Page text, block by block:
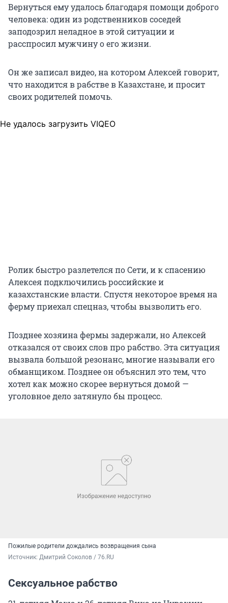
Вернуться ему удалось благодаря помощи доброго
человека: один из родственников соседей
заподозрил неладное в этой ситуации и
расспросил мужчину о его жизни.
Он же записал видео, на котором Алексей говорит,
что находится в рабстве в Казахстане, и просит
своих родителей помочь.
Не удалось загрузить VIQEO
Ролик быстро разлетелся по Сети, и к спасению
Алексея подключились российские и
казахстанские власти. Спустя некоторое время на
ферму приехал спецназ, чтобы вызволить его.
Позднее хозяина фермы задержали, но Алексей
отказался от своих слов про рабство. Эта ситуация
вызвала большой резонанс, многие называли его
обманщиком. Позднее он объяснил это тем, что
хотел как можно скорее вернуться домой —
уголовное дело затянуло бы процесс.
Пожилые родители дождались возвращения сына
Источник: Дмитрий Соколов / 76.RU
Сексуальное рабство